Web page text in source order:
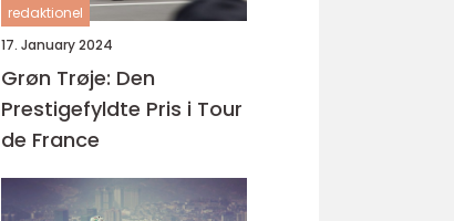
redaktionel
17. January 2024
Grøn Trøje: Den
Prestigefyldte Pris i Tour
de France